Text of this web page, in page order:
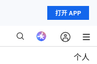
打开 APP
个人